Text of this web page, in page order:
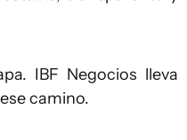
IBF Negocios lleva
camino.